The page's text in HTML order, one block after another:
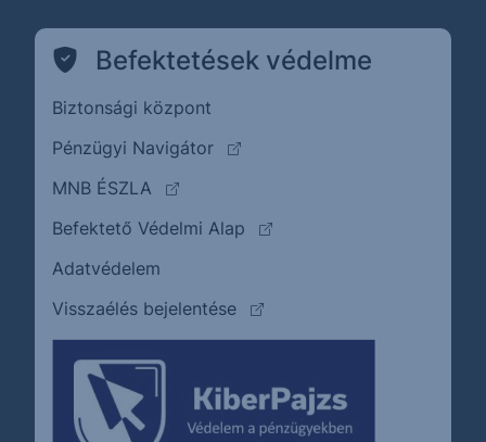
Befektetések védelme
Biztonsági központ
Pénzügyi Navigátor
(külső oldalra ugrik)
MNB ÉSZLA
(külső oldalra ugrik)
Befektető Védelmi Alap
(külső oldalra ugrik)
Adatvédelem
Visszaélés bejelentése
(külső oldalra ugrik)